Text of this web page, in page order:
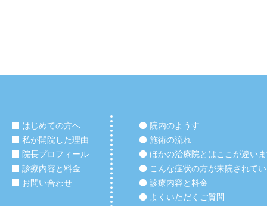
はじめての方へ
私が開院した理由
院長プロフィール
診療内容と料金
お問い合わせ
院内のようす
施術の流れ
ほかの治療院とはここが違い
こんな症状の方が来院されて
診療内容と料金
よくいただくご質問